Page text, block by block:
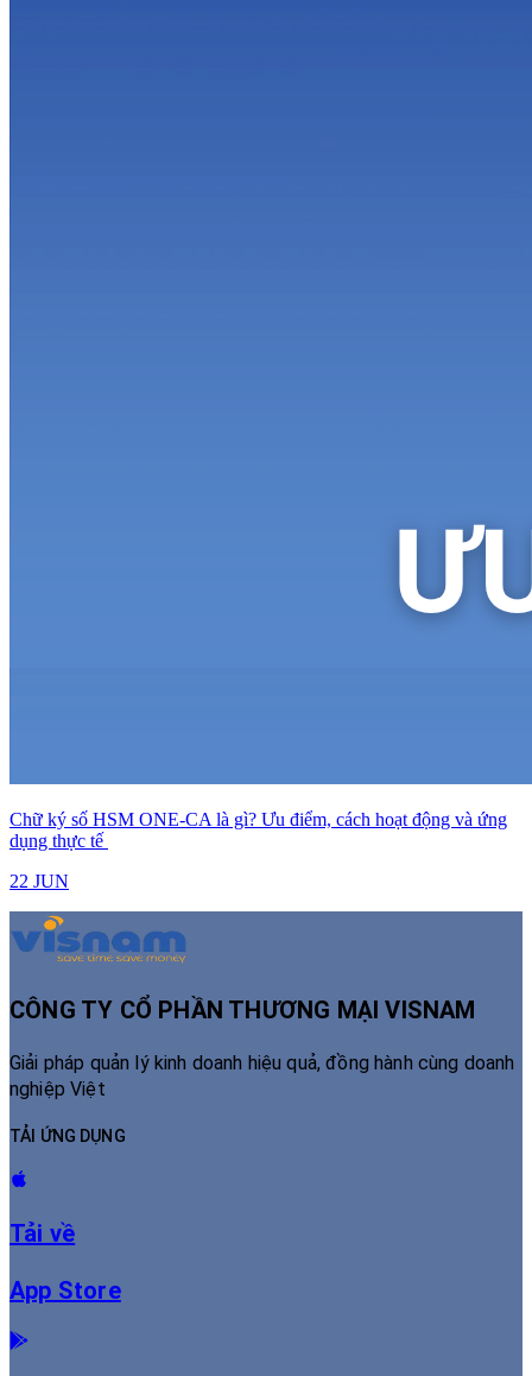
Chữ ký số HSM ONE-CA là gì? Ưu điểm, cách hoạt động và ứng
dụng thực tế
22 JUN
CÔNG TY CỔ PHẦN THƯƠNG MẠI VISNAM
Giải pháp quản lý kinh doanh hiệu quả, đồng hành cùng doanh
nghiệp Việt
TẢI ỨNG DỤNG
Tải về
App Store